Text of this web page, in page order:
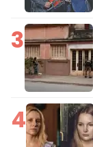
3
4